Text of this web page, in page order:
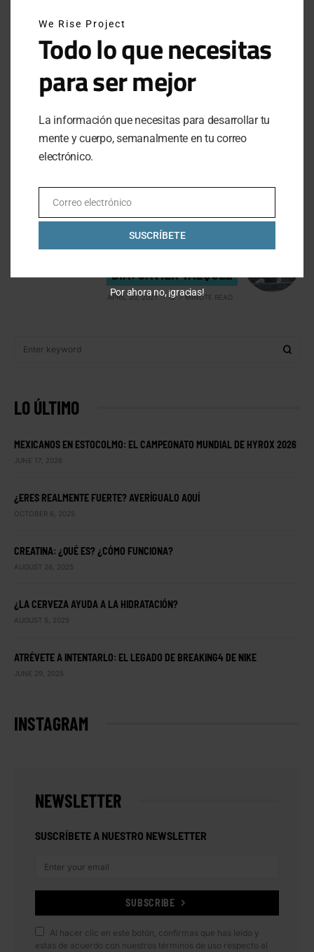
PREVIOUS ARTICLE
SEGWAY APEX 2023, SALIDA DE UNA
PELÍCULA FUTURISTA
TRABAJANDO PARA SER MEJOR CADA
DÍA: JAVIER VÁZQUEZ
APRIL 20, 2021 7 MINUTE READ
LO ÚLTIMO
MEXICANOS EN ESTOCOLMO: EL CAMPEONATO MUNDIAL DE HYROX 2026
JUNE 17, 2026
¿ERES REALMENTE FUERTE? AVERÍGUALO AQUÍ
OCTOBER 6, 2025
CREATINA: ¿QUÉ ES? ¿CÓMO FUNCIONA?
AUGUST 26, 2025
¿LA CERVEZA AYUDA A LA HIDRATACIÓN?
AUGUST 5, 2025
ATRÉVETE A INTENTARLO: EL LEGADO DE BREAKING4 DE NIKE
JUNE 29, 2025
INSTAGRAM
NEWSLETTER
SUSCRÍBETE A NUESTRO NEWSLETTER
SUBSCRIBE
Al hacer clic en este botón, confirmas que has leído y
estas de acuerdo con nuestros términos de uso respecto al
We Rise Project
Todo lo que necesitas
para ser mejor
La información que necesitas para desarrollar tu
mente y cuerpo, semanalmente en tu correo
electrónico.
EmailCorreo electrónico
SUSCRÍBETE
Por ahora no, ¡gracias!